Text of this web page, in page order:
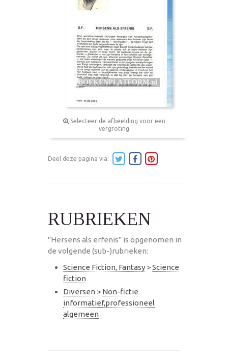
Selecteer de afbeelding voor een
vergroting
Deel deze pagina via:
RUBRIEKEN
"Hersens als erfenis" is opgenomen in
de volgende (sub-)rubrieken:
Science Fiction, Fantasy >Science
fiction
Diversen > Non-fictie
informatief,professioneel
algemeen